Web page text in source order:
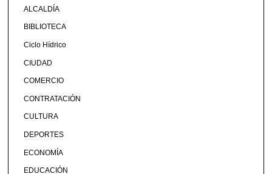
ALCALDÍA
BIBLIOTECA
Ciclo Hídrico
CIUDAD
COMERCIO
CONTRATACIÓN
CULTURA
DEPORTES
ECONOMÍA
EDUCACIÓN